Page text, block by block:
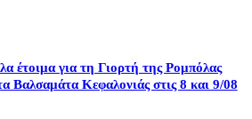
έτοιμα για τη Γιορτή της Ρομπόλας
Βαλσαμάτα Κεφαλονιάς στις 8 και 9/08